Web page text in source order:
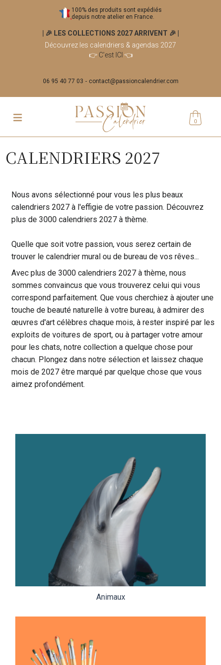
100% des produits sont expédiés
depuis notre atelier en France.
| 🎉 LES COLLECTIONS 2027 ARRIVENT 🎉
Découvrez les calendriers & agendas 2027
👉 C'est ICI 👈
06 95 40 77 03 contact@passioncalendrier.com
0
CALENDRIERS 2027
Nous avons sélectionné pour vous les plus beaux
calendriers 2027 à l'effigie de votre passion. Découvrez
plus de 3000 calendriers 2027 à thème.
Quelle que soit votre passion, vous serez certain de
trouver le calendrier mural ou de bureau de vos rêves...
Avec plus de 3000 calendriers 2027 à thème, nous
sommes convaincus que vous trouverez celui qui vous
correspond parfaitement. Que vous cherchiez à ajouter une
touche de beauté naturelle à votre bureau, à admirer des
œuvres d'art célèbres chaque mois, à rester inspiré par les
exploits de voitures de sport, ou à partager votre amour
pour les chats, notre collection a quelque chose pour
chacun. Plongez dans notre sélection et laissez chaque
mois de 2027 être marqué par quelque chose que vous
aimez profondément.
Animaux